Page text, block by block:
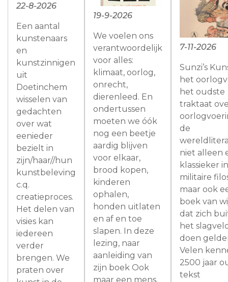
22-8-2026
Een aantal
kunstenaars
en
kunstzinnigen
uit
Doetinchem
wisselen van
gedachten
over wat
eenieder
bezielt in
zijn/haar//hun
kunstbeleving
c.q.
creatieproces.
Het delen van
visies kan
iedereen
verder
brengen. We
praten over
19-9-2026
We voelen ons
verantwoordelijk
voor alles:
klimaat, oorlog,
onrecht,
dierenleed. En
ondertussen
moeten we óók
nog een beetje
aardig blijven
voor elkaar,
brood kopen,
kinderen
ophalen,
honden uitlaten
en af en toe
slapen. In deze
lezing, naar
aanleiding van
zijn boek Ook
maar een mens.
7-11-2026
Sunzi’s
het
het oudste
traktaat
de
niet alleen
klassieker
militaire
maar ook
boek van
dat zich
het
doen
Velen
2500 jaar
tekst